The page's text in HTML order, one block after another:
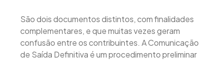
São dois documentos distintos, com finalidades
complementares, e que muitas vezes geram
confusão entre os contribuintes. A Comunicação
de Saída Definitiva é um procedimento preliminar